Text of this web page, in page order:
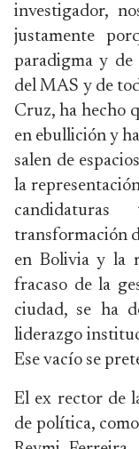
investigador,
justamente
paradigma y de
del MAS y de
Cruz, ha hecho
en ebullición y
salen de
la
transformación
en Bolivia y la
fracaso de la
ciudad, se ha
liderazgo
Ese vacío se
El ex rector de
de política,